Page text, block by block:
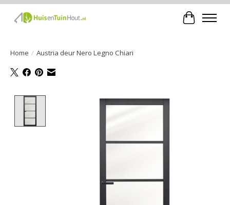
Home / Austria deur Nero Legno Chiari
Product image slideshow Items